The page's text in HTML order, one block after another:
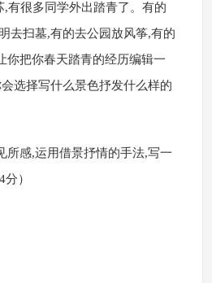
,有很多同学外出踏青了。有的
去扫墓,有的去公园放风筝,有的
把你春天踏青的经历编辑一
选择写什么景色抒发什么样的
所感,运用借景抒情的手法,写一
）